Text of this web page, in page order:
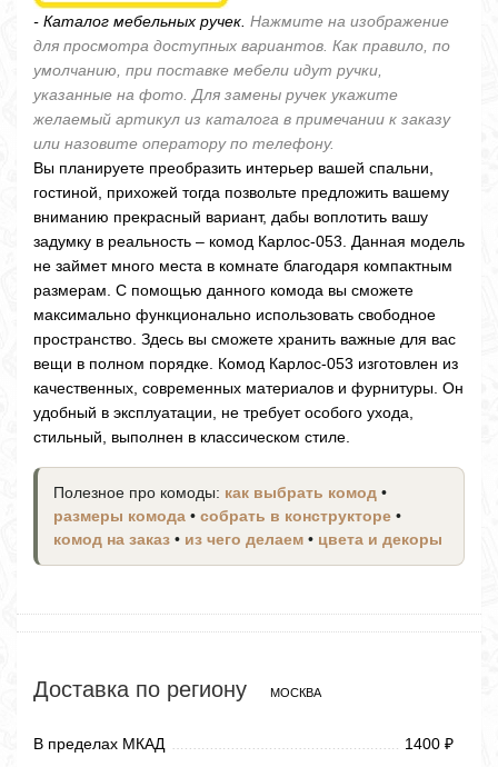
- Каталог мебельных ручек. Нажмите на изображение
для просмотра доступных вариантов. Как правило, по
умолчанию, при поставке мебели идут ручки,
указанные на фото. Для замены ручек укажите
желаемый артикул из каталога в примечании к заказу
или назовите оператору по телефону.
Вы планируете преобразить интерьер вашей спальни,
гостиной, прихожей тогда позвольте предложить вашему
вниманию прекрасный вариант, дабы воплотить вашу
задумку в реальность – комод Карлос-053. Данная модель
не займет много места в комнате благодаря компактным
размерам. С помощью данного комода вы сможете
максимально функционально использовать свободное
пространство. Здесь вы сможете хранить важные для вас
вещи в полном порядке. Комод Карлос-053 изготовлен из
качественных, современных материалов и фурнитуры. Он
удобный в эксплуатации, не требует особого ухода,
стильный, выполнен в классическом стиле.
Полезное про комоды: как выбрать комод •
размеры комода • собрать в конструкторе •
комод на заказ • из чего делаем • цвета и декоры
Доставка по региону МОСКВА
В пределах МКАД 1400 ₽